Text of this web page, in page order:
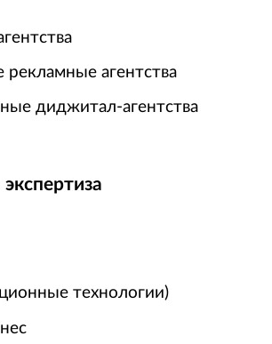
рекламные агентства
диджитал-агентства
технологии)